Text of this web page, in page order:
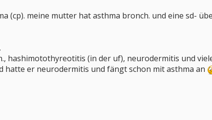
(cp). meine mutter hat asthma bronch. und eine sd-
hashimotothyreotitis (in der uf), neurodermitis und
hatte er neurodermitis und fängt schon mit asthma an